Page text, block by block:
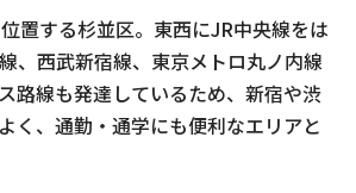
置する杉並区。東西にJR中央線をは
、西武新宿線、東京メトロ丸ノ内線
路線も発達しているため、新宿や渋
く、通勤・通学にも便利なエリアと